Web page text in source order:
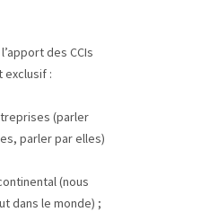
des CCIs
exclusif :
(parler
parler par elles)
(nous
dans le monde) ;